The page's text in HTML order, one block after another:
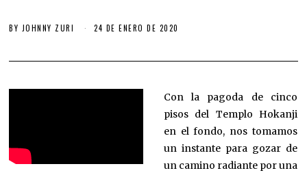
BY JOHNNY ZURI 24 DE ENERO DE 2020
Con la pagoda de cinco
pisos del Templo Hokanji
en el fondo, nos tomamos
un instante para gozar de
un camino radiante por una